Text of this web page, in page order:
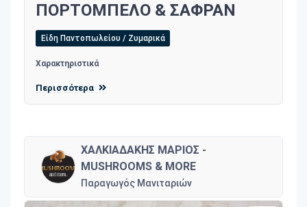
ΠΟΡΤΟΜΠΕΛΟ & ΣΑΦΡΑΝ
Είδη Παντοπωλείου / Ζυμαρικά
Χαρακτηριστικά
Περισσότερα
ΧΑΛΚΙΑΔΑΚΗΣ ΜΑΡΙΟΣ -
MUSHROOMS & MORE
Παραγωγός Μανιταριών